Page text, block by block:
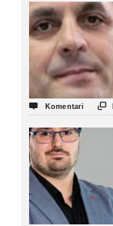
 Komentari 